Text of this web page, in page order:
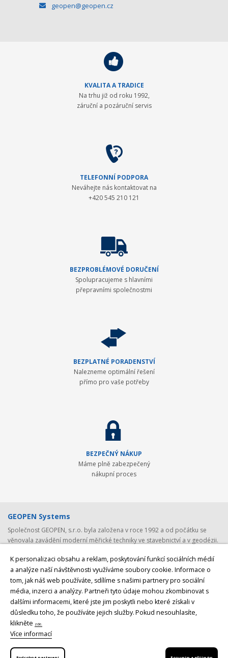
geopen@geopen.cz
K personalizaci obsahu a reklam, poskytování funkcí sociálních médií
a analýze naší návštěvnosti využíváme soubory cookie. Informace o
tom, jak náš web používáte, sdílíme s našimi partnery pro sociální
média, inzerci a analýzy. Partneři tyto údaje mohou zkombinovat s
dalšími informacemi, které jste jim poskytli nebo které získali v
důsledku toho, že používáte jejich služby.Pokud nesouhlasíte,
klikněte zde.
Více informací
KVALITA A TRADICE
Na trhu již od roku 1992,
záruční a pozáruční servis
TELEFONNÍ PODPORA
Neváhejte nás kontaktovat na
+420 545 210 121
BEZPROBLÉMOVÉ DORUČENÍ
Spolupracujeme s hlavními
přepravními společnostmi
BEZPLATNÉ PORADENSTVÍ
Nalezneme optimální řešení
přímo pro vaše potřeby
BEZPEČNÝ NÁKUP
Máme plně zabezpečený
nákupní proces
GEOPEN Systems
Společnost GEOPEN, s.r.o. byla založena v roce 1992 a od počátku se
věnovala zavádění moderní měřické techniky ve stavebnictví a v geodézii.
přední japonský výrobce (nejen) geodetické techniky. Postupem času byla
nabídka rozšířena o spolehlivá laserová zařízení Laser Alignment a
Mikrofyn. S rozvojem satelitních systémů jsme v roce 2008 navázali
spolupráci se společností Javad GNSS, světovým producentem GNSS
přijímačů a GNSS anténz USA. V posledních letech byly do naší nabídky
přidány ještě lokátory podzemních vedeníCableDetection a speciální
laserová technika značek AMA Laser a Theis
významných, krokem bylo rozšíření naší nabídky o špičkovou měřící